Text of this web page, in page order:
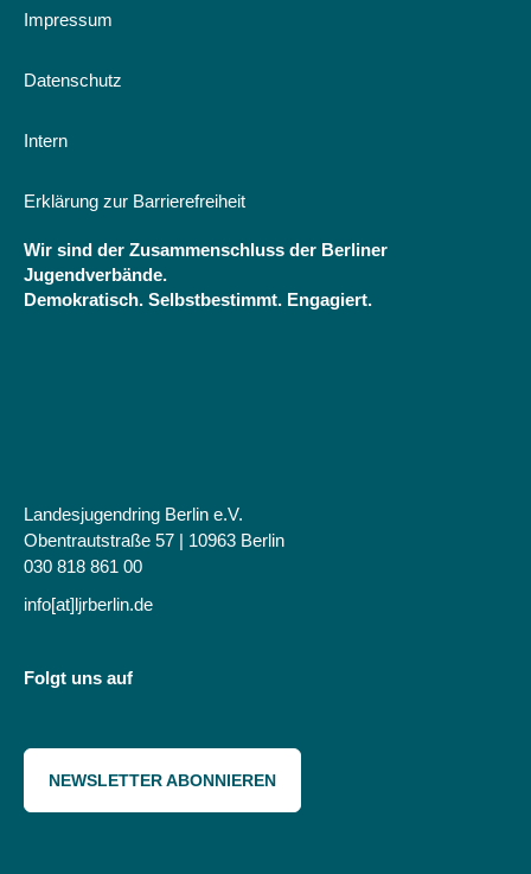
Impressum
Datenschutz
Intern
Erklärung zur Barrierefreiheit
Wir sind der Zusammenschluss der Berliner
Jugendverbände.
Demokratisch. Selbstbestimmt. Engagiert.
Landesjugendring Berlin e.V.
Obentrautstraße 57 | 10963 Berlin
030 818 861 00
info[at]ljrberlin.de
Folgt uns auf
NEWSLETTER ABONNIEREN